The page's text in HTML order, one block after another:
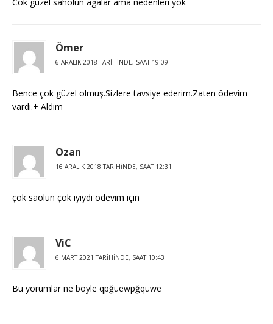
Ömer
6 ARALIK 2018 TARIHINDE, SAAT 19:09
Bence çok güzel olmuş.Sizlere tavsiye ederim.Zaten ödevim
vardı.+ Aldım
Ozan
16 ARALIK 2018 TARIHINDE, SAAT 12:31
çok saolun çok iyiydi ödevim için
ViC
6 MART 2021 TARIHINDE, SAAT 10:43
Bu yorumlar ne böyle qpğüewpğqüwe